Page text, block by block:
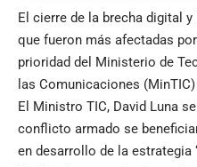
El cierre de la brecha digital
que fueron más afectadas
prioridad del Ministerio de
las Comunicaciones
El Ministro TIC, David Luna
conflicto armado se
en desarrollo de la estrategia